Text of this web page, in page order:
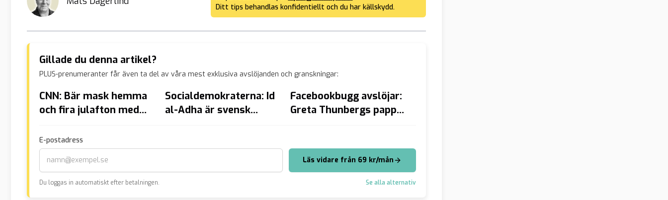
Ditt tips behandlas konfidentiellt och du har källskydd.
Gillade du denna artikel?
PLUS-prenumeranter får även ta del av våra mest exklusiva avslöjanden och granskningar:
CNN: Bär mask hemma
och fira julafton med
Socialdemokraterna: Id
al-Adha är svensk
Facebookbugg avslöjar:
Greta Thunbergs pappa
E-postadress
Läs vidare från 69 kr/mån
Du loggas in automatiskt efter betalningen. Se alla alternativ